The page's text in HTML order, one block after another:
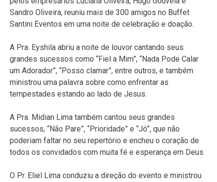
Sandro Oliveira, reuniu mais de 300 amigos no Buffet
Santini Eventos em uma noite de celebração e doação.
A Pra. Eyshila abriu a noite de louvor cantando seus
grandes sucessos como “Fiel a Mim”, “Nada Pode Calar
um Adorador”, “Posso clamar”, entre outros, e também
ministrou uma palavra sobre como enfrentar as
tempestades estando ao lado de Jesus.
A Pra. Midian Lima também cantou seus grandes
sucessos, “Não Pare”, “Prioridade” e “Jó”, que não
poderiam faltar no seu repertório e encheu o coração de
todos os convidados com muita fé e esperança em Deus.
O Pr. Eliel Lima conduziu a direção do evento e ministrou